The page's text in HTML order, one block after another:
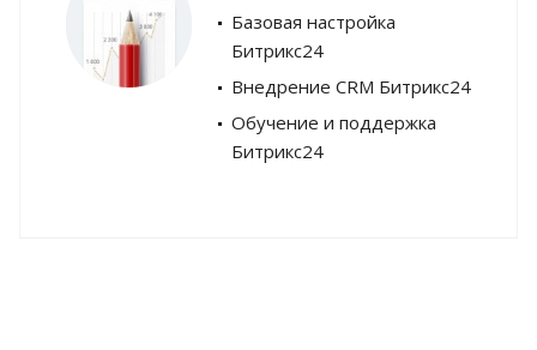
Базовая настройка
Битрикс24
Внедрение CRM Битрикс24
Обучение и поддержка
Битрикс24